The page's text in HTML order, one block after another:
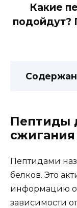
Какие
подойдут?
Пептиды
Пептидами
белков. Это
информацию
зависимости